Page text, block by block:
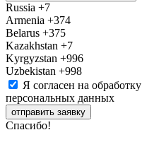
Russia +7
Armenia +374
Belarus +375
Kazakhstan +7
Kyrgyzstan +996
Uzbekistan +998
Я согласен на обработку
персональных данных
отправить заявку
Спасибо!